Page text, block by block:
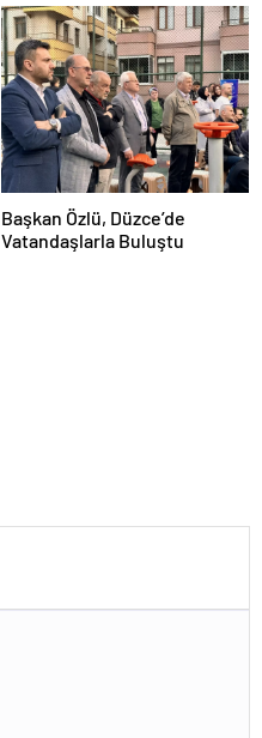
Başkan Özlü, Düzce’de
Vatandaşlarla Buluştu